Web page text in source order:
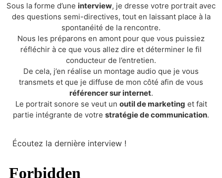
Sous la forme d’une interview, je dresse votre portrait avec
des questions semi-directives, tout en laissant place à la
spontanéité de la rencontre.
Nous les préparons en amont pour que vous puissiez
réfléchir à ce que vous allez dire et déterminer le fil
conducteur de l’entretien.
De cela, j’en réalise un montage audio que je vous
transmets et que je diffuse de mon côté afin de vous
référencer sur internet.
Le portrait sonore se veut un outil de marketing et fait
partie intégrante de votre stratégie de communication.
Écoutez la dernière interview !